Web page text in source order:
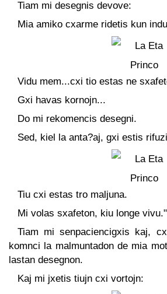
Tiam mi desegnis devove:
Mia amiko cxarme ridetis kun
Vidu mem...cxi tio estas ne
Gxi havas kornojn...
Do mi rekomencis desegni.
Sed, kiel la anta?aj, gxi estis
Tiu cxi estas tro maljuna.
Mi volas sxafeton, kiu longe vivu."
Tiam mi senpaciencigxis kaj,
komnci la malmuntadon de mia
lastan desegnon.
Kaj mi jxetis tiujn cxi vortojn: